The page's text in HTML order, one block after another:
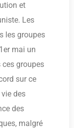
et
Les
les groupes
mai un
groupes
sur ce
des
des
malgré